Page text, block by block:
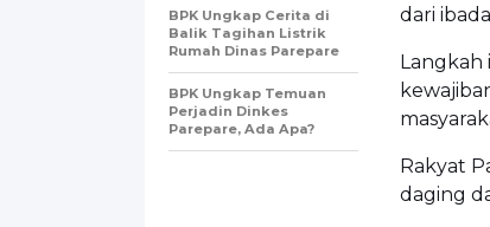
dari
Rakyat
daging
BPK Ungkap Cerita di
Balik Tagihan Listrik
Rumah Dinas Parepare
BPK Ungkap Temuan
Perjadin Dinkes
Parepare, Ada Apa?